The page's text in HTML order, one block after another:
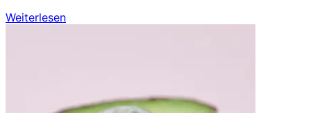
Weiterlesen